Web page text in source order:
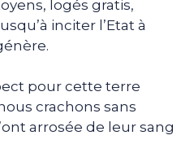
logés gratis,
inciter l’Etat à
pour cette terre
crachons sans
arrosée de leur sang